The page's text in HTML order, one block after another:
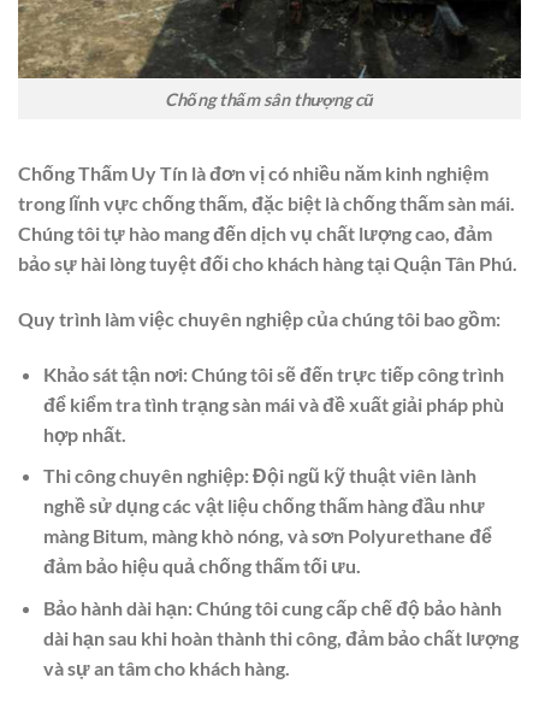
Chống thấm sân thượng cũ
Chống Thấm Uy Tín là đơn vị có nhiều năm kinh nghiệm
trong lĩnh vực chống thấm, đặc biệt là chống thấm sàn mái.
Chúng tôi tự hào mang đến dịch vụ chất lượng cao, đảm
bảo sự hài lòng tuyệt đối cho khách hàng tại Quận Tân Phú.
Quy trình làm việc chuyên nghiệp của chúng tôi bao gồm:
Khảo sát tận nơi:Chúng tôi sẽ đến trực tiếp công trình
để kiểm tra tình trạng sàn mái và đề xuất giải pháp phù
hợp nhất.
Thi công chuyên nghiệp:Đội ngũ kỹ thuật viên lành
nghề sử dụng các vật liệu chống thấm hàng đầu như
màng Bitum, màng khò nóng, và sơn Polyurethane để
đảm bảo hiệu quả chống thấm tối ưu.
Bảo hành dài hạn:Chúng tôi cung cấp chế độ bảo hành
dài hạn sau khi hoàn thành thi công, đảm bảo chất lượng
và sự an tâm cho khách hàng.